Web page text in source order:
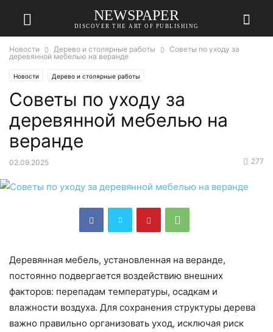
NEWSPAPER
DISCOVER THE ART OF PUBLISHING
Новости Дерево и столярные работы
Советы по уходу за
деревянной мебелью на веранде
Новости Дерево и столярные работы
Советы по уходу за
деревянной мебелью на
веранде
02.09.2025 277
Деревянная мебель, установленная на веранде,
постоянно подвергается воздействию внешних
факторов: перепадам температуры, осадкам и
влажности воздуха. Для сохранения структуры дерева
важно правильно организовать уход, исключая риск